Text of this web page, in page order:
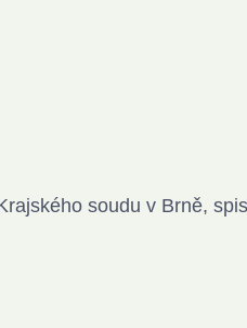
soudu v Brně,